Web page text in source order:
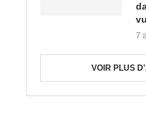
7
VOIR PLUS